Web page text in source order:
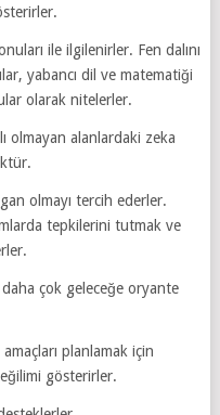
ile ilgilenirler. Fen dalını
yabancı dil ve matematiği
olarak nitelerler.
olmayan alanlardaki zeka
olmayı tercih ederler.
tepkilerini tutmak ve
çok geleceğe oryante
planlamak için
gösterirler.